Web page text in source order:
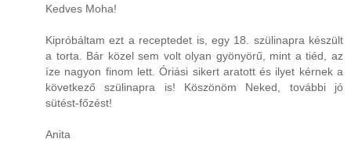
Kedves Moha!
Kipróbáltam ezt a receptedet is, egy 18. szülinapra készült
a torta. Bár közel sem volt olyan gyönyörű, mint a tiéd, az
íze nagyon finom lett. Óriási sikert aratott és ilyet kérnek a
következő szülinapra is! Köszönöm Neked, további jó
sütést-főzést!
Anita